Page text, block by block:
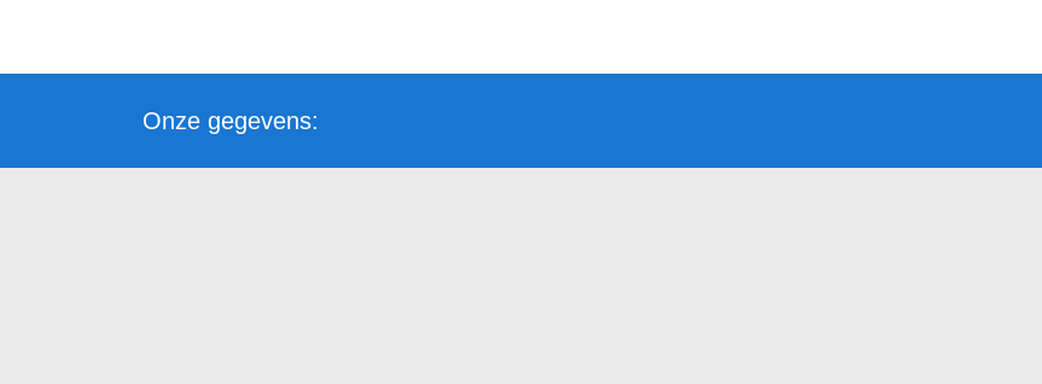
Onze gegevens: